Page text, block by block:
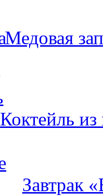
Медовая
Коктейль из
Завтрак